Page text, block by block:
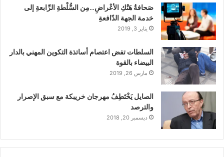
صَحافةُ هَتْكِ الأعْراضِ…مِن السُّلْطةِ الرِّابعةِ إلى
خدمة الجهة الدّافعةِ
يناير 3, 2019
السلطات تفض اعتصام أساتذة التكوين المهني بالدار
البيضاء بالقوة
مارس 26, 2019
الصايل يَخْتَطِفُ مهرجان خريبكة مع سبق الإصرار
والترصد
ديسمبر 20, 2018